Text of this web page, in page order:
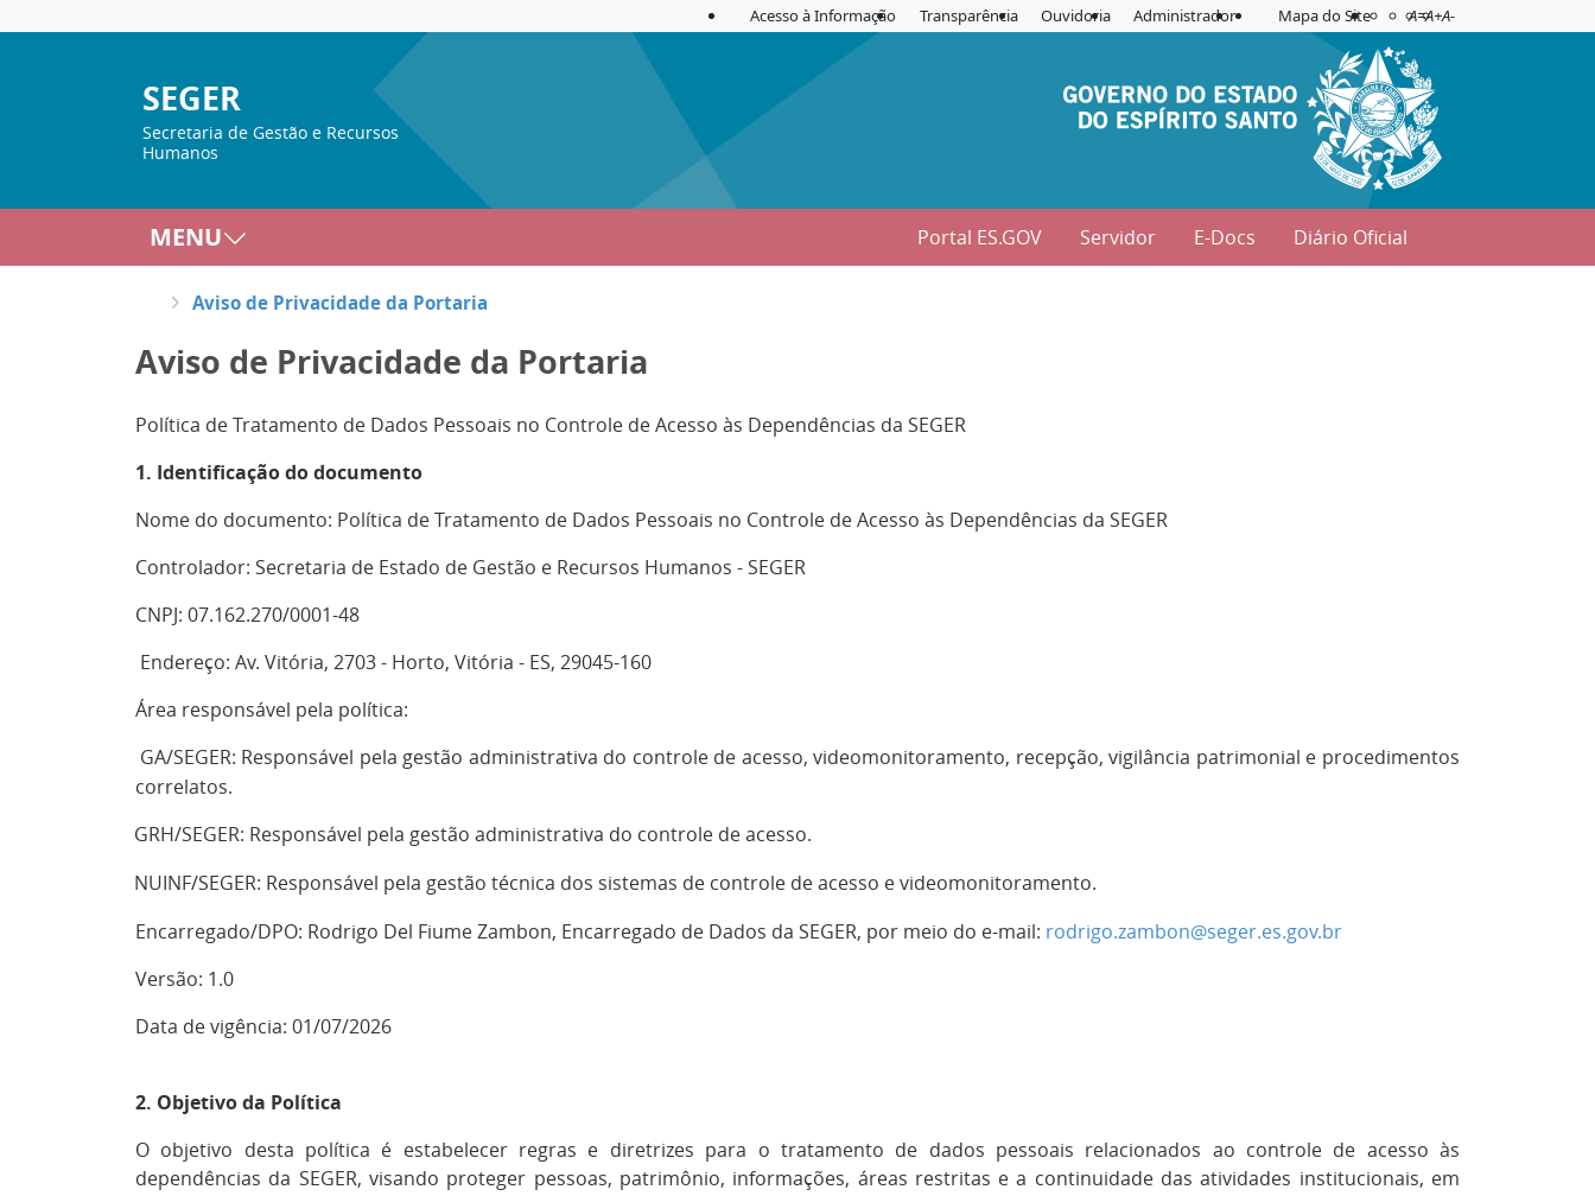
Acesso à Informação Transparência Ouvidoria Administrador Mapa do Site Acessibilidade
Aplicar contraste
A=A+A-
SEGER
Secretaria de Gestão e Recursos
Humanos
MENU Portal ES.GOV Servidor E-Docs Diário Oficial
Aviso de Privacidade da Portaria
Aviso de Privacidade da Portaria
Política de Tratamento de Dados Pessoais no Controle de Acesso às Dependências da SEGER
1. Identificação do documento
Nome do documento: Política de Tratamento de Dados Pessoais no Controle de Acesso às Dependências da SEGER
Controlador: Secretaria de Estado de Gestão e Recursos Humanos - SEGER
CNPJ: 07.162.270/0001-48
Endereço: Av. Vitória, 2703 - Horto, Vitória - ES, 29045-160
Área responsável pela política:
GA/SEGER: Responsável pela gestão administrativa do controle de acesso, videomonitoramento, recepção, vigilância patrimonial e procedimentos
correlatos.
GRH/SEGER: Responsável pela gestão administrativa do controle de acesso.
NUINF/SEGER: Responsável pela gestão técnica dos sistemas de controle de acesso e videomonitoramento.
Encarregado/DPO: Rodrigo Del Fiume Zambon, Encarregado de Dados da SEGER, por meio do e-mail: rodrigo.zambon@seger.es.gov.br
Versão: 1.0
Data de vigência: 01/07/2026
2. Objetivo da Política
O objetivo desta política é estabelecer regras e diretrizes para o tratamento de dados pessoais relacionados ao controle de acesso às
dependências da SEGER, visando proteger pessoas, patrimônio, informações, áreas restritas e a continuidade das atividades institucionais, em